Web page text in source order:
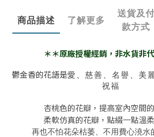
商品描述 了解更多
送貨及付
款方式
＊＊原廠授權經銷，非水貨非
鬱金香的花語是愛、慈善、名譽、美
祝福
杏桃色的花瓣， 提高室內空間
柔軟仿真的花瓣，點綴一點溫
再也不怕花朵枯萎、不用費心澆水